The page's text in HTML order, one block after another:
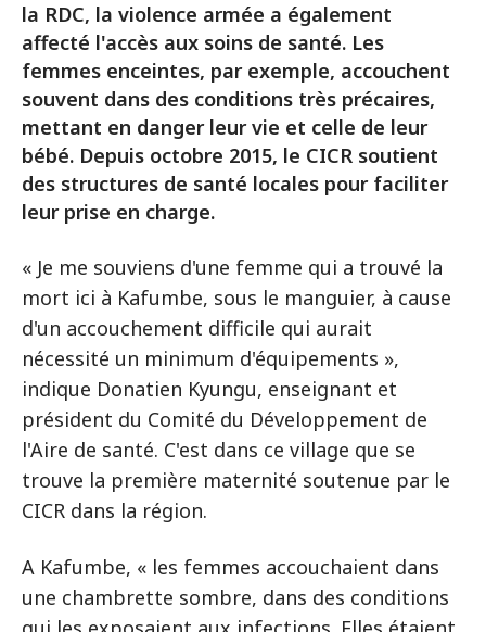
la RDC, la violence armée a également
affecté l'accès aux soins de santé. Les
femmes enceintes, par exemple, accouchent
souvent dans des conditions très précaires,
mettant en danger leur vie et celle de leur
bébé. Depuis octobre 2015, le CICR soutient
des structures de santé locales pour faciliter
leur prise en charge.
« Je me souviens d'une femme qui a trouvé la
mort ici à Kafumbe, sous le manguier, à cause
d'un accouchement difficile qui aurait
nécessité un minimum d'équipements »,
indique Donatien Kyungu, enseignant et
président du Comité du Développement de
l'Aire de santé. C'est dans ce village que se
trouve la première maternité soutenue par le
CICR dans la région.
A Kafumbe, « les femmes accouchaient dans
une chambrette sombre, dans des conditions